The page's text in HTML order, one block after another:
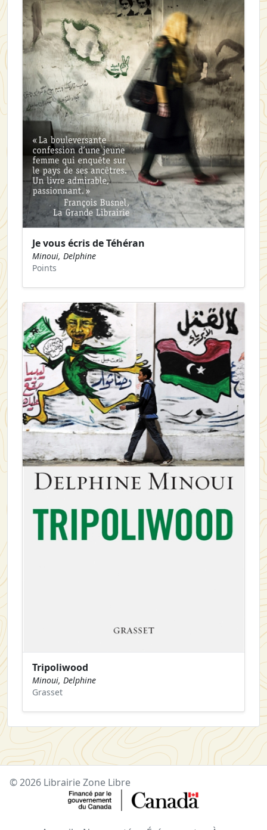
Je vous écris de Téhéran
Minoui, Delphine
Points
Tripoliwood
Minoui, Delphine
Grasset
© 2026 Librairie Zone Libre